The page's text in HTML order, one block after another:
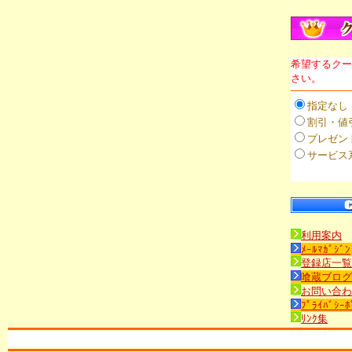
希望するク
さい。
指定なし
割引・値
プレゼン
サービス
利用案内
ﾒｰﾙﾏｶﾞｼﾞﾝ
登録店一覧
喰蔵ブログ
お問い合
ﾌﾟﾗｲﾊﾞｼｰ
ﾘﾝｸ集